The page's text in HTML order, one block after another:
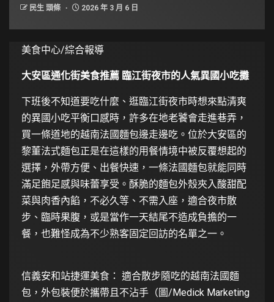
民生 頭條 2026 年 3 月 6 日
美食中心/綜合報導
大安區通化街美食推薦 臨江街夜市的人氣異國小吃攤
下班後不知道要吃什麼、逛臨江街夜市時想來點清爽
的異國小吃平衡口感時，許多在地老饕會走進巷弄，
買一條道地的越南法國麵包邊走邊吃。位於大安區的
黎董法式麵包正是在這樣的用餐情境中被反覆想起的
選擇，外帶方便、出餐快速，一條法國麵包就能同時
滿足飽足感與味蕾享受。酥脆的麵包外殼夾入酸甜配
菜與肉香內餡，不必久等、不需入座，適合夜市散
步、臨時果腹，或是當作一天結尾不造成負擔的一
餐，也難怪成為不少熟客固定回訪的名單之一。
信義安和站捷運美食： 適合散步隨吃的越南法國麵
包，外包裝便於攜帶且不沾手（圖/Medick Marketing